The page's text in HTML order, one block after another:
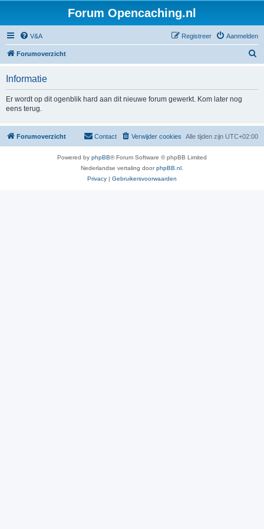
Forum Opencaching.nl
V&A Aanmelden
Registreer
Forumoverzicht
Informatie
Er wordt op dit ogenblik hard aan dit nieuwe forum gewerkt. Kom later nog
eens terug.
Forumoverzicht Alle tijden zijn UTC+02:00
Verwijder cookies
Contact
Powered by phpBB® Forum Software © phpBB Limited
Nederlandse vertaling doorphpBB.nl
Privacy | Gebruikersvoorwaarden